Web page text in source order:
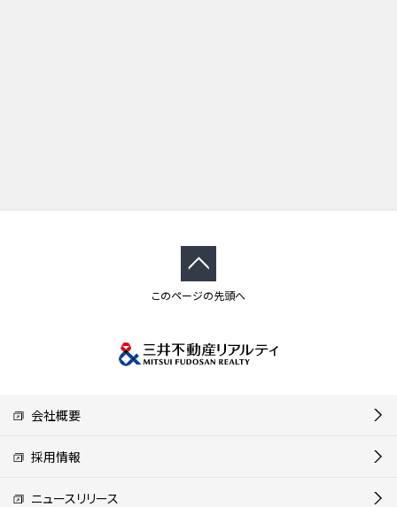
このページの先頭へ
会社概要
採用情報
ニュースリリース